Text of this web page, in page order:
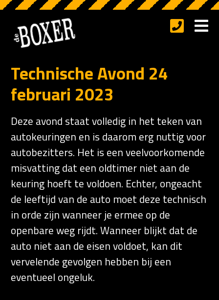
Technische Avond 24
februari 2023
Deze avond staat volledig in het teken van
autokeuringen en is daarom erg nuttig voor
autobezitters. Het is een veelvoorkomende
misvatting dat een oldtimer niet aan de
keuring hoeft te voldoen. Echter, ongeacht
de leeftijd van de auto moet deze technisch
in orde zijn wanneer je ermee op de
openbare weg rijdt. Wanneer blijkt dat de
auto niet aan de eisen voldoet, kan dit
vervelende gevolgen hebben bij een
eventueel ongeluk.